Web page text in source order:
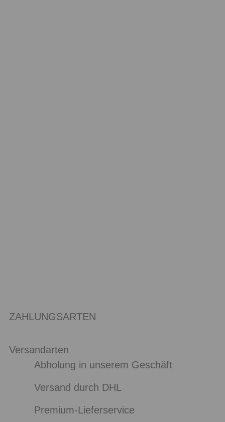
ZAHLUNGSARTEN
Versandarten
Abholung in unserem Geschäft
Versand durch DHL
Premium-Lieferservice